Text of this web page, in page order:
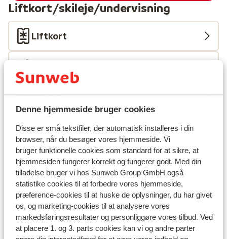
Denne hjemmeside bruger cookies
Disse er små tekstfiler, der automatisk installeres i din
browser, når du besøger vores hjemmeside. Vi
bruger funktionelle cookies som standard for at sikre, at
hjemmesiden fungerer korrekt og fungerer godt. Med din
tilladelse bruger vi hos Sunweb Group GmbH også
statistike cookies til at forbedre vores hjemmeside,
præference-cookies til at huske de oplysninger, du har givet
os, og marketing-cookies til at analysere vores
markedsføringsresultater og personliggøre vores tilbud. Ved
at placere 1. og 3. parts cookies kan vi og andre parter
Liftkort/skileje/undervisning
Liftkort
Skileje
Andre overnatningssteder i Val
Gardena
Hotel Scherlin
Hotel Ingram
Hotel Pozzamanigoni